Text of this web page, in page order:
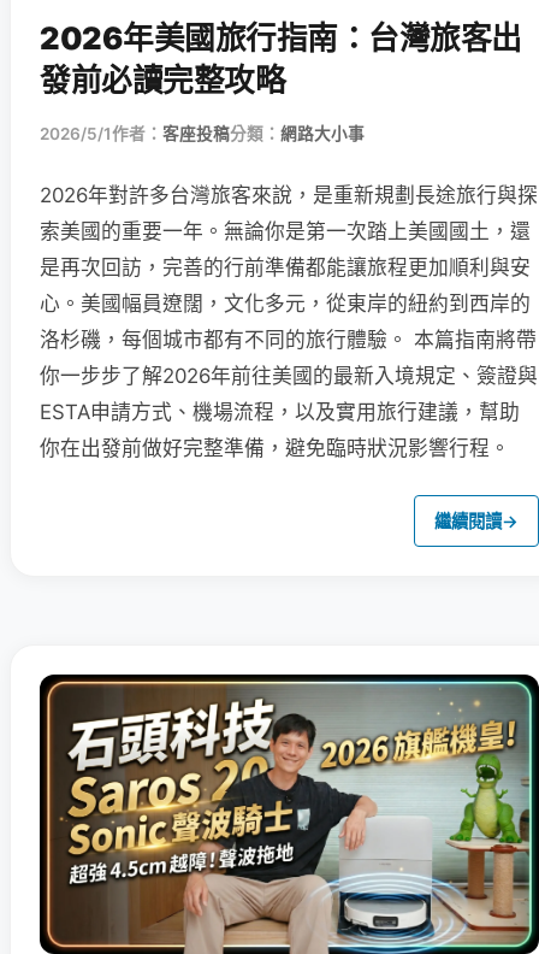
2026年美國旅行指南：台灣旅客出
發前必讀完整攻略
2026/5/1作者： 客座投稿分類： 網路大小事
2026年對許多台灣旅客來說，是重新規劃長途旅行與探
索美國的重要一年。無論你是第一次踏上美國國土，還
是再次回訪，完善的行前準備都能讓旅程更加順利與安
心。美國幅員遼闊，文化多元，從東岸的紐約到西岸的
洛杉磯，每個城市都有不同的旅行體驗。 本篇指南將帶
你一步步了解2026年前往美國的最新入境規定、簽證與
ESTA申請方式、機場流程，以及實用旅行建議，幫助
你在出發前做好完整準備，避免臨時狀況影響行程。
繼續閱讀→